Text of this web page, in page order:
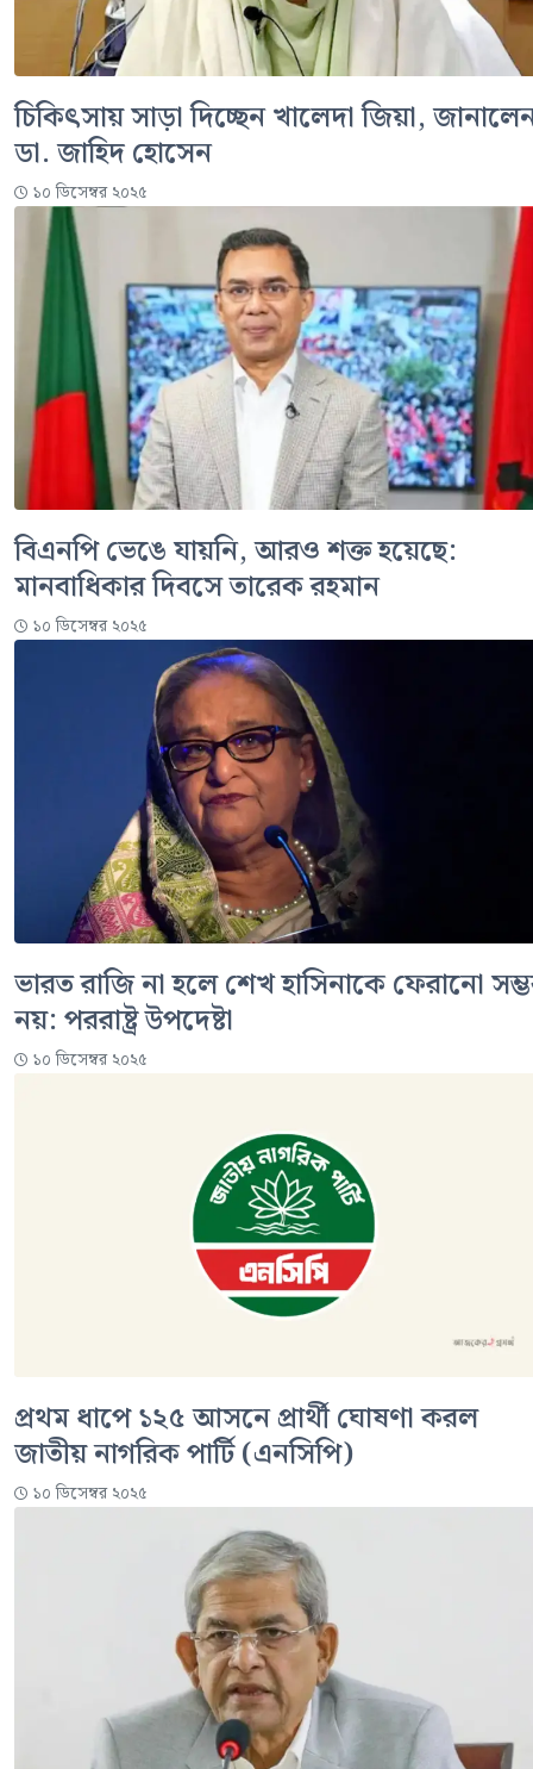
চিকিৎসায় সাড়া দিচ্ছেন খালেদা জিয়া,
ডা. জাহিদ হোসেন
১০ ডিসেম্বর ২০২৫
বিএনপি ভেঙে যায়নি, আরও শক্ত হয়েছে:
মানবাধিকার দিবসে তারেক রহমান
১০ ডিসেম্বর ২০২৫
ভারত রাজি না হলে শেখ হাসিনাকে ফেরানো
নয়: পররাষ্ট্র উপদেষ্টা
১০ ডিসেম্বর ২০২৫
প্রথম ধাপে ১২৫ আসনে প্রার্থী ঘোষণা করল
জাতীয় নাগরিক পার্টি (এনসিপি)
১০ ডিসেম্বর ২০২৫